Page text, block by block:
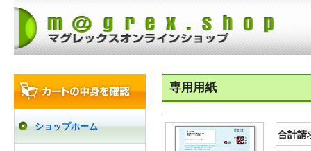
ショップホーム
専用用紙
合計請